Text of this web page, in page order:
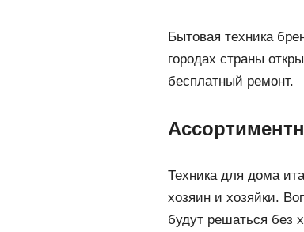
Бытовая техника
городах страны
бесплатный ремонт.
Техника для дома
хозяин и хозяйки.
будут решаться без